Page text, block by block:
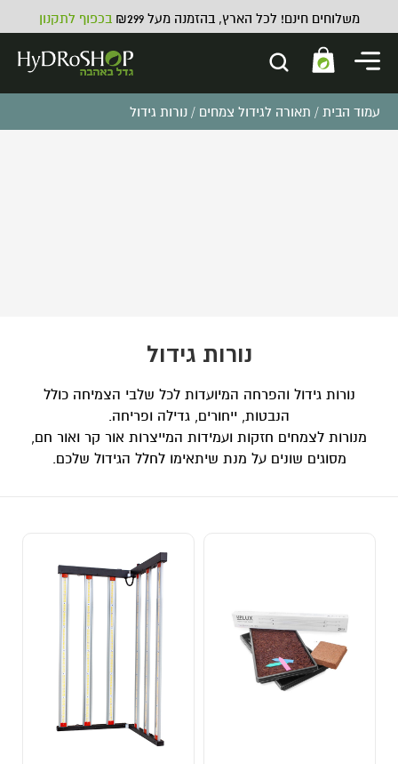
משלוחים חינם! לכל הארץ, בהזמנה מעל ₪299 בכפוף לתקנון
עמוד הבית / תאורה לגידול צמחים / נורות גידול
נורות גידול
נורות גידול והפרחה המיועדות לכל שלבי הצמיחה כולל
הנבטות, ייחורים, גדילה ופריחה.
מנורות לצמחים חזקות ועמידות המייצרות אור קר ואור חם,
מסוגים שונים על מנת שיתאימו לחלל הגידול שלכם.